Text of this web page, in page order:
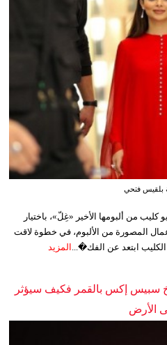
بلقيس فتحي
من ألبومها الأخير «غِلّ»، باختيار
المصورة من الألبوم، في خطوة لاقت
ابتعد عن الفك�... المزيد
سبيس إكس بالقمر فكيف سيؤثر
الأرض